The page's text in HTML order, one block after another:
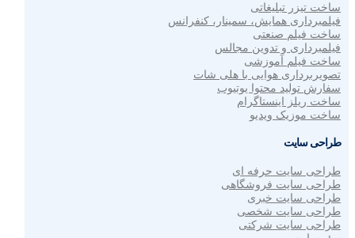
ساخت تیزر تبلیغاتی
فیلمبرداری همایش، سمینار، کنفرانس
ساخت فیلم صنعتی
فیلمبرداری و تدوین مجالس
ساخت فیلم آموزشی
تصویربرداری هوایی با هلی شات
سفارش تولید محتوا یوتیوب
ساخت ریلز اینستاگرام
ساخت موزیک ویدیو
طراحی سایت
طراحی سایت حرفه ای
طراحی سایت فروشگاهی
طراحی سایت خبری
طراحی سایت شخصی
طراحی سایت شرکتی